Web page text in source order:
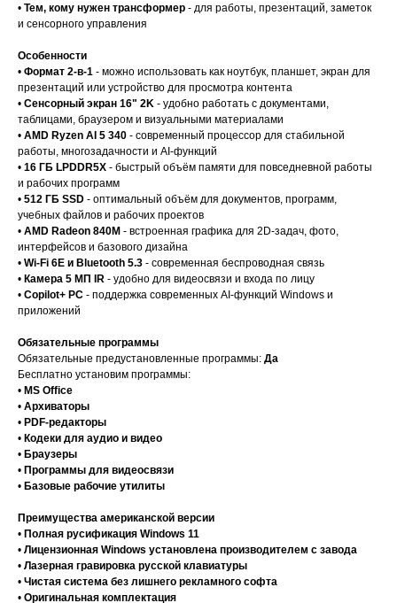
• Тем, кому нужен трансформер - для работы, презентаций, заметок
и сенсорного управления
Особенности
• Формат 2-в-1 - можно использовать как ноутбук, планшет, экран для
презентаций или устройство для просмотра контента
• Сенсорный экран 16" 2K - удобно работать с документами,
таблицами, браузером и визуальными материалами
• AMD Ryzen AI 5 340 - современный процессор для стабильной
работы, многозадачности и AI-функций
• 16 ГБ LPDDR5X - быстрый объём памяти для повседневной работы
и рабочих программ
• 512 ГБ SSD - оптимальный объём для документов, программ,
учебных файлов и рабочих проектов
• AMD Radeon 840M - встроенная графика для 2D-задач, фото,
интерфейсов и базового дизайна
• Wi-Fi 6E и Bluetooth 5.3 - современная беспроводная связь
• Камера 5 МП IR - удобно для видеосвязи и входа по лицу
• Copilot+ PC - поддержка современных AI-функций Windows и
приложений
Обязательные программы
Обязательные предустановленные программы: Да
Бесплатно установим программы:
• MS Office
• Архиваторы
• PDF-редакторы
• Кодеки для аудио и видео
• Браузеры
• Программы для видеосвязи
• Базовые рабочие утилиты
Преимущества американской версии
• Полная русификация Windows 11
• Лицензионная Windows установлена производителем с завода
• Лазерная гравировка русской клавиатуры
• Чистая система без лишнего рекламного софта
• Оригинальная комплектация